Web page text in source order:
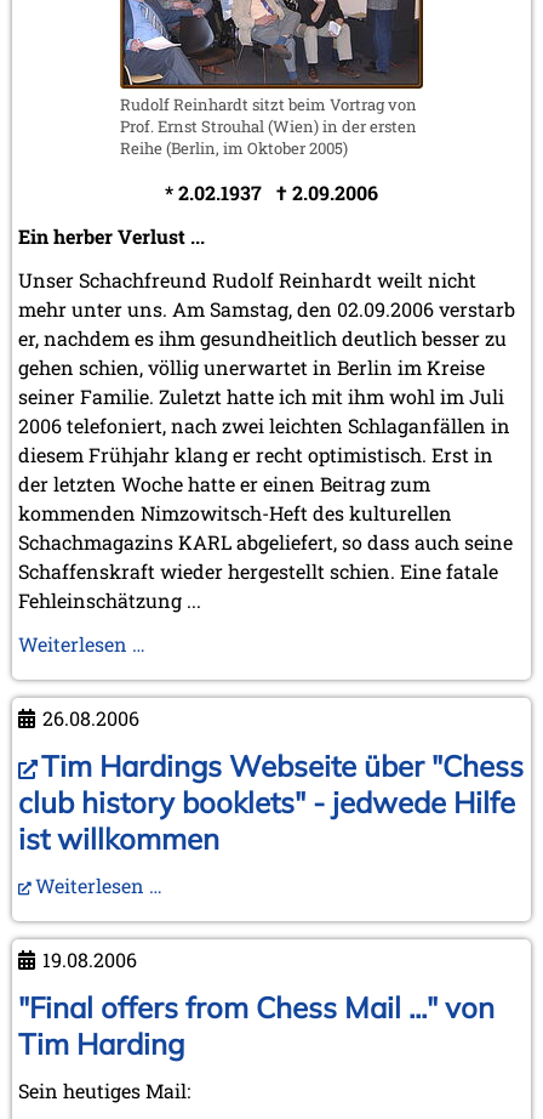
Rudolf Reinhardt sitzt beim Vortrag von
Prof. Ernst Strouhal (Wien) in der ersten
Reihe (Berlin, im Oktober 2005)
* 2.02.1937 † 2.09.2006
Ein herber Verlust ...
Unser Schachfreund Rudolf Reinhardt weilt nicht
mehr unter uns. Am Samstag, den 02.09.2006 verstarb
er, nachdem es ihm gesundheitlich deutlich besser zu
gehen schien, völlig unerwartet in Berlin im Kreise
seiner Familie. Zuletzt hatte ich mit ihm wohl im Juli
2006 telefoniert, nach zwei leichten Schlaganfällen in
diesem Frühjahr klang er recht optimistisch. Erst in
der letzten Woche hatte er einen Beitrag zum
kommenden Nimzowitsch-Heft des kulturellen
Schachmagazins KARL abgeliefert, so dass auch seine
Schaffenskraft wieder hergestellt schien. Eine fatale
Fehleinschätzung ...
Weiterlesen …
Rudolf
26.08.2006
Tim Hardings Webseite über "Chess
club history booklets" - jedwede Hilfe
ist willkommen
Weiterlesen …
19.08.2006
"Final offers from Chess Mail ..." von
Tim Harding
Sein heutiges Mail: